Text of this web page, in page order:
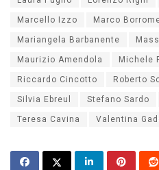
Marcello Izzo Marco
Mariangela Barbanente
Maurizio Amendola Michele
Riccardo Cincotto Roberto
Silvia Ebreul Stefano Sardo
Teresa Cavina Valentina